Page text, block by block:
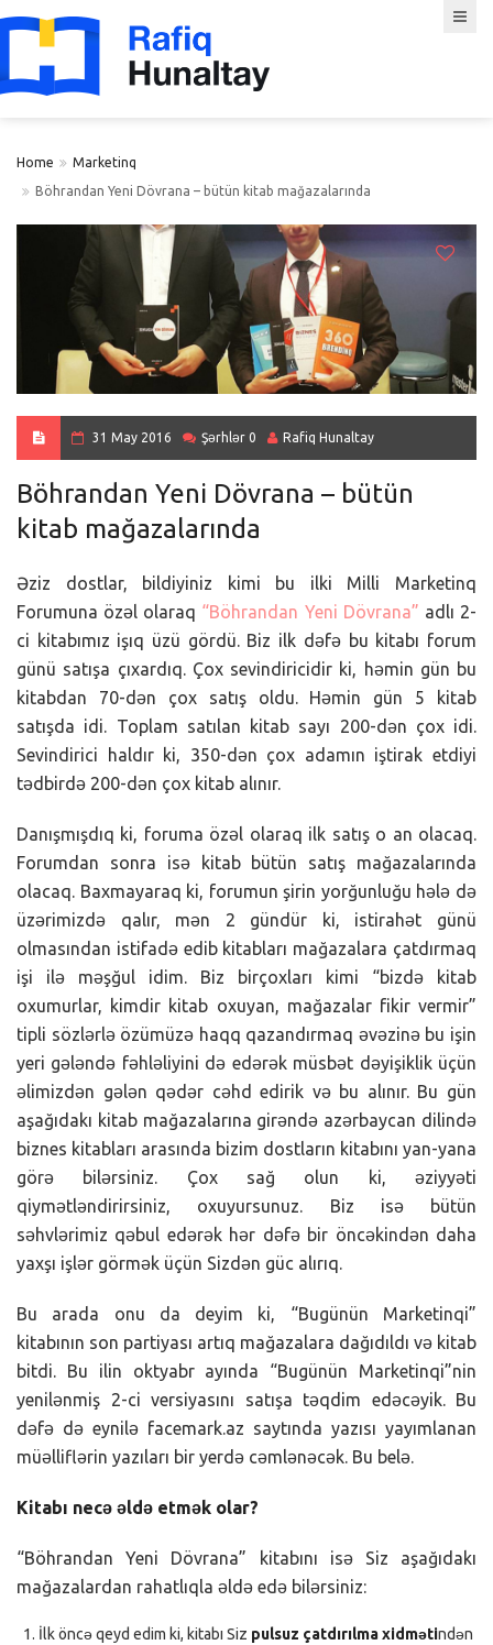
Home
Marketinq
Böhrandan Yeni Dövrana – bütün kitab mağazalarında
31 May 2016 Şərhlər 0 Rafiq Hunaltay
Böhrandan Yeni Dövrana – bütün
kitab mağazalarında
Əziz dostlar, bildiyiniz kimi bu ilki Milli Marketinq
Forumuna özəl olaraq “Böhrandan Yeni Dövrana” adlı 2-
ci kitabımız işıq üzü gördü. Biz ilk dəfə bu kitabı forum
günü satışa çıxardıq. Çox sevindiricidir ki, həmin gün bu
kitabdan 70-dən çox satış oldu. Həmin gün 5 kitab
satışda idi. Toplam satılan kitab sayı 200-dən çox idi.
Sevindirici haldır ki, 350-dən çox adamın iştirak etdiyi
tədbirdə 200-dən çox kitab alınır.
Danışmışdıq ki, foruma özəl olaraq ilk satış o an olacaq.
Forumdan sonra isə kitab bütün satış mağazalarında
olacaq. Baxmayaraq ki, forumun şirin yorğunluğu hələ də
üzərimizdə qalır, mən 2 gündür ki, istirahət günü
olmasından istifadə edib kitabları mağazalara çatdırmaq
işi ilə məşğul idim. Biz birçoxları kimi “bizdə kitab
oxumurlar, kimdir kitab oxuyan, mağazalar fikir vermir”
tipli sözlərlə özümüzə haqq qazandırmaq əvəzinə bu işin
yeri gələndə fəhləliyini də edərək müsbət dəyişiklik üçün
əlimizdən gələn qədər cəhd edirik və bu alınır. Bu gün
aşağıdakı kitab mağazalarına girəndə azərbaycan dilində
biznes kitabları arasında bizim dostların kitabını yan-yana
görə bilərsiniz. Çox sağ olun ki, əziyyəti
qiymətləndirirsiniz, oxuyursunuz. Biz isə bütün
səhvlərimiz qəbul edərək hər dəfə bir öncəkindən daha
yaxşı işlər görmək üçün Sizdən güc alırıq.
Bu arada onu da deyim ki, “Bugünün Marketinqi”
kitabının son partiyası artıq mağazalara dağıdıldı və kitab
bitdi. Bu ilin oktyabr ayında “Bugünün Marketinqi”nin
yenilənmiş 2-ci versiyasını satışa təqdim edəcəyik. Bu
dəfə də eynilə facemark.az saytında yazısı yayımlanan
müəlliflərin yazıları bir yerdə cəmlənəcək. Bu belə.
Kitabı necə əldə etmək olar?
“Böhrandan Yeni Dövrana” kitabını isə Siz aşağıdakı
mağazalardan rahatlıqla əldə edə bilərsiniz:
İlk öncə qeyd edim ki, kitabı Siz pulsuz çatdırılma xidmətindən